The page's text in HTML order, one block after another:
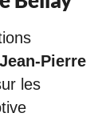
Jean-Pierre
les